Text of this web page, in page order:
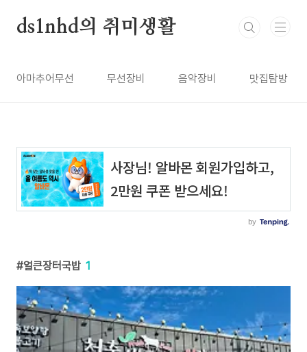
ds1nhd의 취미생활
아마추어무선 무선장비 음악장비 맛집탐방
얼큰장터국밥 1